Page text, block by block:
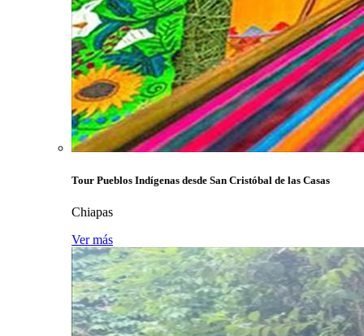
Tour Pueblos Indígenas desde San Cristóbal de las Casas
Chiapas
Ver más